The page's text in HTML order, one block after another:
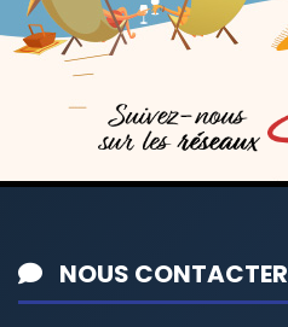
NOUS CONTACTER